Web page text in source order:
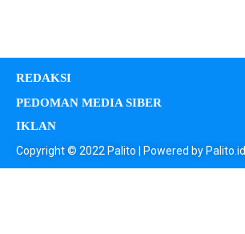
REDAKSI
PEDOMAN MEDIA SIBER
IKLAN
Copyright © 2022 Palito | Powered by Palito.id